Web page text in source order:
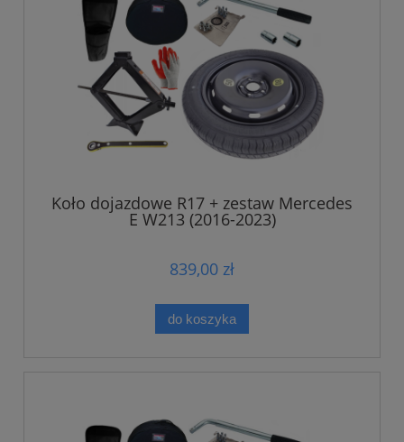
Koło dojazdowe R17 + zestaw Mercedes
E W213 (2016-2023)
839,00 zł
do koszyka